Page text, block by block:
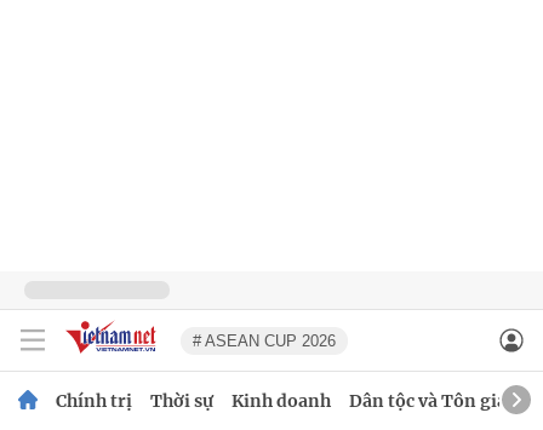
# ASEAN CUP 2026
Chính trị Thời sự Kinh doanh Dân tộc và Tôn giáo